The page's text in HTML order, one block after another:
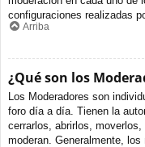
configuraciones realizadas
Arriba
¿Qué son los
Los Moderadores son
foro día a día. Tienen la
cerrarlos, abrirlos,
moderan. Generalmente,